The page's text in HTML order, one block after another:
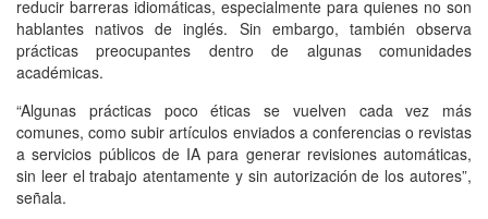
reducir barreras idiomáticas, especialmente para quienes no son
hablantes nativos de inglés. Sin embargo, también observa
prácticas preocupantes dentro de algunas comunidades
académicas.
“Algunas prácticas poco éticas se vuelven cada vez más
comunes, como subir artículos enviados a conferencias o revistas
a servicios públicos de IA para generar revisiones automáticas,
sin leer el trabajo atentamente y sin autorización de los autores”,
señala.